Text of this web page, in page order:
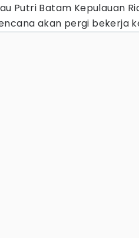
Putri Batam Kepulauan
akan pergi bekerja